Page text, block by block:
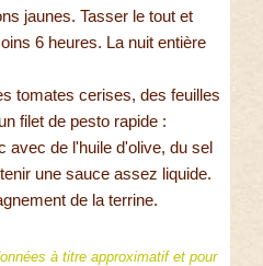
jaunes. Tasser le tout et
6 heures. La nuit entière
tomates cerises, des feuilles
filet de pesto rapide :
avec de l'huile d'olive, du sel
une sauce assez liquide.
de la terrine.
à titre approximatif et pour